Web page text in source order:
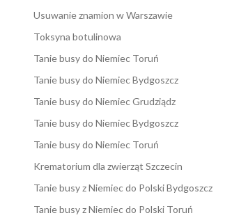
Usuwanie znamion w Warszawie
Toksyna botulinowa
Tanie busy do Niemiec Toruń
Tanie busy do Niemiec Bydgoszcz
Tanie busy do Niemiec Grudziądz
Tanie busy do Niemiec Bydgoszcz
Tanie busy do Niemiec Toruń
Krematorium dla zwierząt Szczecin
Tanie busy z Niemiec do Polski Bydgoszcz
Tanie busy z Niemiec do Polski Toruń